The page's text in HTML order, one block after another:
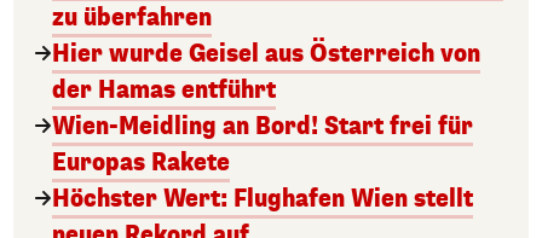
zu überfahren
Hier wurde Geisel aus Österreich von
der Hamas entführt
Wien-Meidling an Bord! Start frei für
Europas Rakete
Höchster Wert: Flughafen Wien stellt